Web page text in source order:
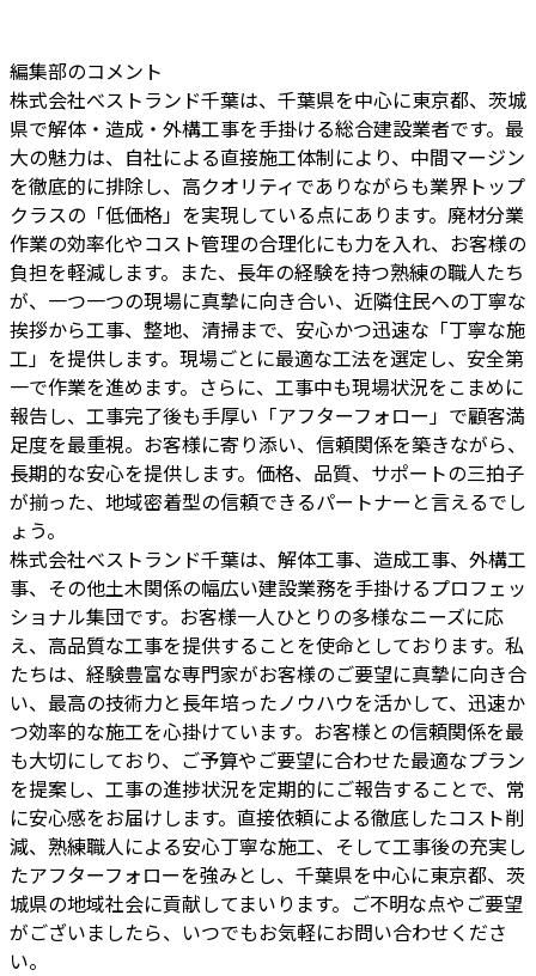
編集部のコメント
株式会社べストランド千葉は、千葉県を中心に東京都、茨城
県で解体・造成・外構工事を手掛ける総合建設業者です。最
大の魅力は、自社による直接施工体制により、中間マージン
を徹底的に排除し、高クオリティでありながらも業界トップ
クラスの「低価格」を実現している点にあります。廃材分業
作業の効率化やコスト管理の合理化にも力を入れ、お客様の
負担を軽減します。また、長年の経験を持つ熟練の職人たち
が、一つ一つの現場に真摯に向き合い、近隣住民への丁寧な
挨拶から工事、整地、清掃まで、安心かつ迅速な「丁寧な施
工」を提供します。現場ごとに最適な工法を選定し、安全第
一で作業を進めます。さらに、工事中も現場状況をこまめに
報告し、工事完了後も手厚い「アフターフォロー」で顧客満
足度を最重視。お客様に寄り添い、信頼関係を築きながら、
長期的な安心を提供します。価格、品質、サポートの三拍子
が揃った、地域密着型の信頼できるパートナーと言えるでし
ょう。
株式会社べストランド千葉は、解体工事、造成工事、外構工
事、その他土木関係の幅広い建設業務を手掛けるプロフェッ
ショナル集団です。お客様一人ひとりの多様なニーズに応
え、高品質な工事を提供することを使命としております。私
たちは、経験豊富な専門家がお客様のご要望に真摯に向き合
い、最高の技術力と長年培ったノウハウを活かして、迅速か
つ効率的な施工を心掛けています。お客様との信頼関係を最
も大切にしており、ご予算やご要望に合わせた最適なプラン
を提案し、工事の進捗状況を定期的にご報告することで、常
に安心感をお届けします。直接依頼による徹底したコスト削
減、熟練職人による安心丁寧な施工、そして工事後の充実し
たアフターフォローを強みとし、千葉県を中心に東京都、茨
城県の地域社会に貢献してまいります。ご不明な点やご要望
がございましたら、いつでもお気軽にお問い合わせくださ
い。